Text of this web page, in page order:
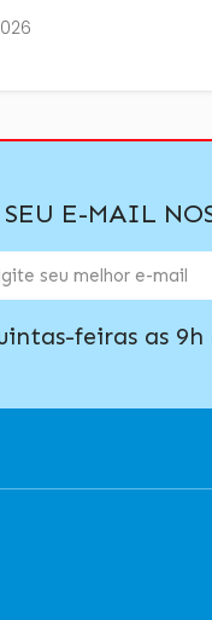
E-MAIL
feiras as